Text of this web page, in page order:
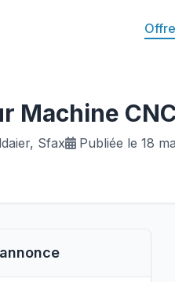
Machine
Sfax Publiée le 18